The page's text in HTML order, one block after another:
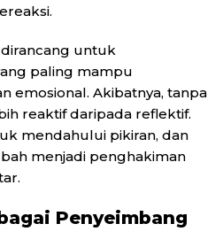
untuk
paling mampu
emosional. Akibatnya, tanpa
reaktif daripada reflektif.
mendahului pikiran, dan
menjadi penghakiman
Penyeimbang